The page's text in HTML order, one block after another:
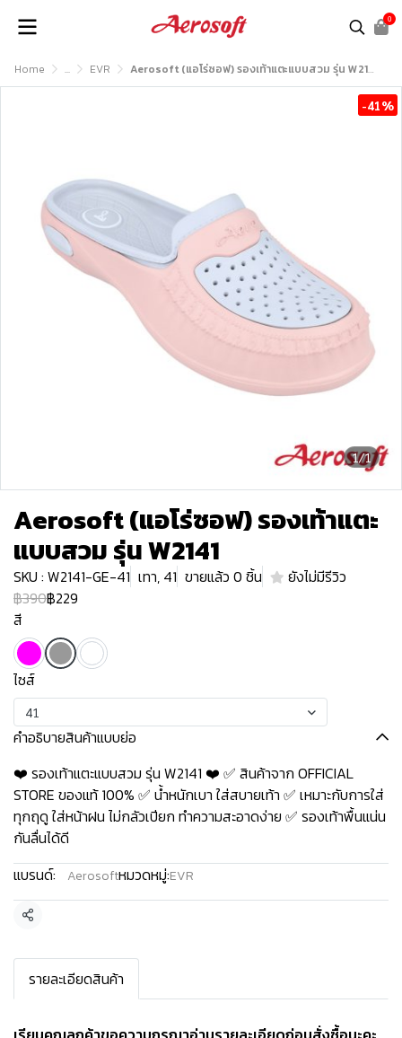
0
Home ... EVR Aerosoft (แอโร่ซอฟ) รองเท้าแตะแบบสวม รุ่น W2141
1/1
-41%
Aerosoft (แอโร่ซอฟ) รองเท้าแตะ
แบบสวม รุ่น W2141
SKU : W2141-GE-41 เทา, 41 ขายแล้ว 0 ชิ้น
ยังไม่มีรีวิว
฿390฿229
สี
ไซส์
41
คำอธิบายสินค้าแบบย่อ
❤️ รองเท้าแตะแบบสวม รุ่น W2141 ❤️ ✅ สินค้าจาก OFFICIAL
STORE ของแท้ 100% ✅ น้ำหนักเบา ใส่สบายเท้า ✅ เหมาะกับการใส่
ทุกฤดู ใส่หน้าฝน ไม่กลัวเปียก ทำความสะอาดง่าย ✅ รองเท้าพื้นแน่น
กันลื่นได้ดี
แบรนด์:
Aerosoftหมวดหมู่:EVR
แชร์
รายละเอียดสินค้า